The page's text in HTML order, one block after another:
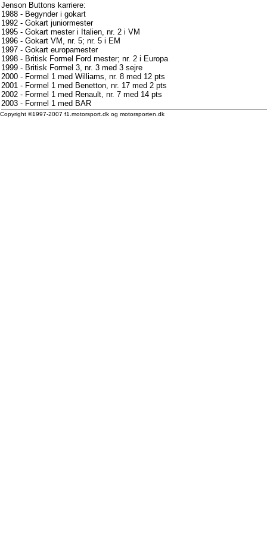
Jenson Buttons karriere:
1988 - Begynder i gokart
1992 - Gokart juniormester
1995 - Gokart mester i Italien, nr. 2 i VM
1996 - Gokart VM, nr. 5; nr. 5 i EM
1997 - Gokart europamester
1998 - Britisk Formel Ford mester; nr. 2 i Europa
1999 - Britisk Formel 3, nr. 3 med 3 sejre
2000 - Formel 1 med Williams, nr. 8 med 12 pts
2001 - Formel 1 med Benetton, nr. 17 med 2 pts
2002 - Formel 1 med Renault, nr. 7 med 14 pts
2003 - Formel 1 med BAR
Copyright ©1997-2007 f1.motorsport.dk og motorsporten.dk